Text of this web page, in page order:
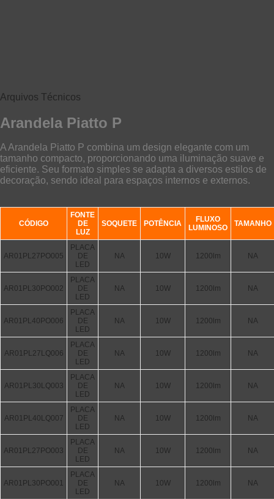
Arquivos Técnicos
Arandela Piatto P
A Arandela Piatto P combina um design elegante com um
tamanho compacto, proporcionando uma iluminação suave e
eficiente. Seu formato simples se adapta a diversos estilos de
decoração, sendo ideal para espaços internos e externos.
CÓDIGO
FONTE
DE
LUZ
SOQUETE POTÊNCIA
FLUXO
LUMINOSO
TAMANHO
AR01PL27PO005
PLACA
DE
LED
NA 10W 1200lm NA
AR01PL30PO002
PLACA
DE
LED
NA 10W 1200lm NA
AR01PL40PO006
PLACA
DE
LED
NA 10W 1200lm NA
AR01PL27LQ006
PLACA
DE
LED
NA 10W 1200lm NA
AR01PL30LQ003
PLACA
DE
LED
NA 10W 1200lm NA
AR01PL40LQ007
PLACA
DE
LED
NA 10W 1200lm NA
AR01PL27PO003
PLACA
DE
LED
NA 10W 1200lm NA
AR01PL30PO001
PLACA
DE
LED
NA 10W 1200lm NA